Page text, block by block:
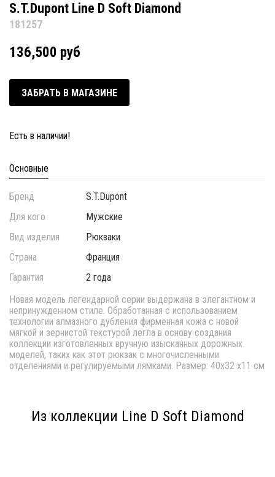
S.T.Dupont Line D Soft Diamond
181257
136,500 руб
ЗАБРАТЬ В МАГАЗИНЕ
Есть в наличии!
Основные
Бренд
S.T.Dupont
Для кого
Мужские
Вид изделия
Рюкзаки
Страна
Франция
Гарантия
2 года
Новая модель легендарной серии выдержана в элегантном и
непринужденном стиле. Обработанная с использованием
технологии алмазного дубления фирменная кожа с новой
мягкой и зернистой текстурой легла в основу создания
коллекции изготовленных вручную изысканных дорожных
моделей, таких как этот рюкзак с многочисленными
отделениями и регулируемыми лямками. Размер: 40x32 x11 см
Из коллекции Line D Soft Diamond